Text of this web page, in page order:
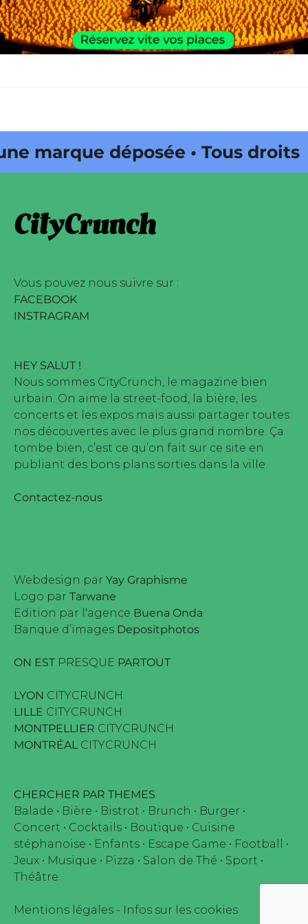
déposée • Tous droits
déposée • Tous droits
édité par Buena Onda Web •
Vous pouvez nous suivre sur :
FACEBOOK
INSTRAGRAM
HEY SALUT !
Nous sommes CityCrunch, le magazine bien
urbain. On aime la street-food, la bière, les
concerts et les expos mais aussi partager toutes
nos découvertes avec le plus grand nombre. Ça
tombe bien, c’est ce qu’on fait sur ce site en
publiant des bons plans sorties dans la ville.
Contactez-nous
Webdesign par Yay Graphisme
Logo par Tarwane
Edition par l'agence Buena Onda
Banque d’images Depositphotos
ON EST PRESQUE PARTOUT
LYON CITYCRUNCH
LILLE CITYCRUNCH
MONTPELLIER CITYCRUNCH
MONTRÉALCITYCRUNCH
CHERCHER PAR THEMES
Balade • Bière • Bistrot • Brunch • Burger •
Concert • Cocktails • Boutique • Cuisine
stéphanoise • Enfants • Escape Game • Football
•
Jeux • Musique • Pizza • Salon de Thé • Sport •
Théâtre
Mentions légales - Infos sur les cookies